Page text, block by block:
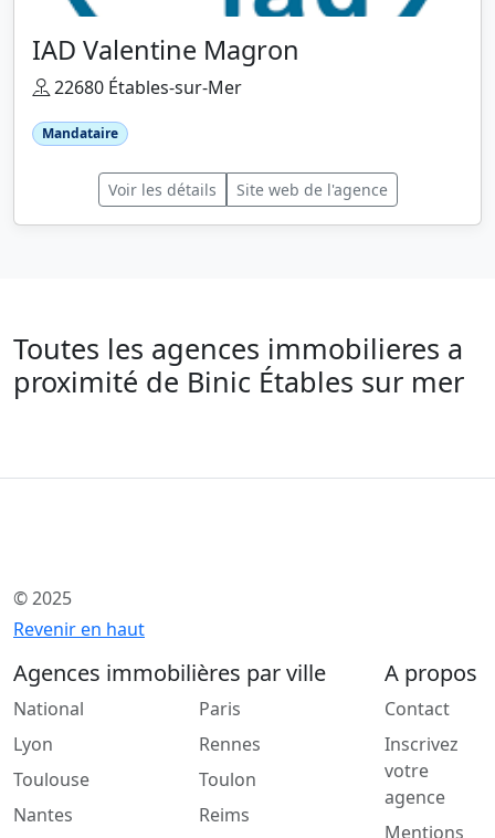
IAD Valentine Magron
22680 Étables-sur-Mer
Mandataire
Voir les détails Site web de l'agence
Toutes les agences immobilieres a
proximité de Binic Étables sur mer
© 2025
Revenir en haut
Agences immobilières par ville
National
Lyon
Toulouse
Nantes
Paris
Rennes
Toulon
Reims
A propos
Contact
Inscrivez
votre
agence
Mentions